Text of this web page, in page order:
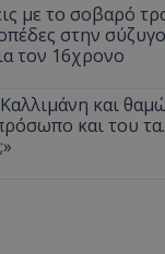
με το σοβαρό
στην
τον 16χρονο
και
και του